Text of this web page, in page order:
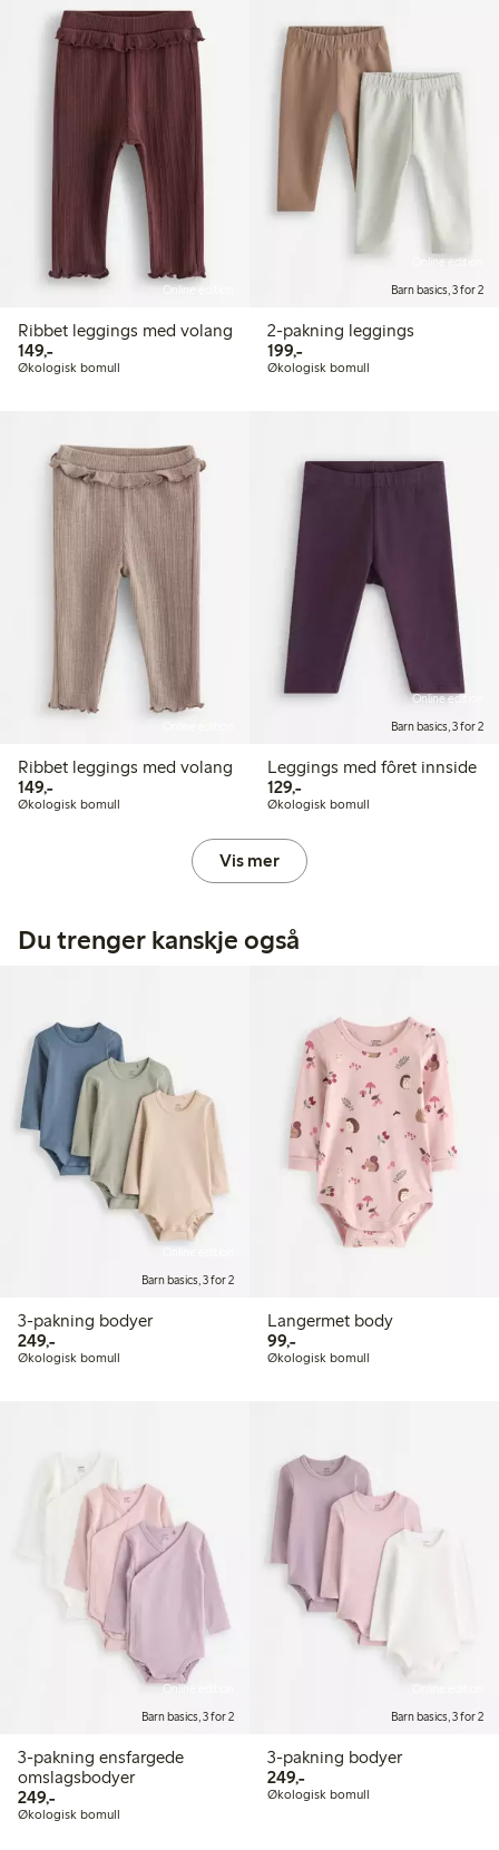
Online edition
Ribbet leggings med volang
149,-149,00 kr
Økologisk bomull
Online edition
Barn basics, 3 for 2
2-pakning leggings
199,-199,00 kr
Økologisk bomull
Ribbet leggings med volang
149,-149,00 kr
Økologisk bomull
Online edition
Barn basics, 3 for 2
Leggings med fôret innside
129,-129,00 kr
Økologisk bomull
Vis mer
Du trenger kanskje også
Barn basics, 3 for 2
3-pakning bodyer
249,-249,00 kr
Økologisk bomull
Langermet body
99,-99,00 kr
Økologisk bomull
Online edition
Barn basics, 3 for 2
3-pakning ensfargede
omslagsbodyer
249,-249,00 kr
Økologisk bomull
Barn basics, 3 for 2
3-pakning bodyer
249,-249,00 kr
Økologisk bomull